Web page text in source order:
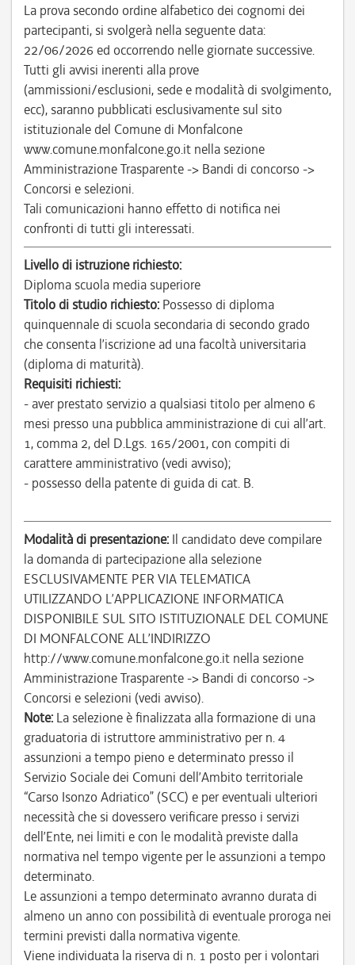
La prova secondo ordine alfabetico dei cognomi dei
partecipanti, si svolgerà nella seguente data:
22/06/2026 ed occorrendo nelle giornate successive.
Tutti gli avvisi inerenti alla prove
(ammissioni/esclusioni, sede e modalità di svolgimento,
ecc), saranno pubblicati esclusivamente sul sito
istituzionale del Comune di Monfalcone
www.comune.monfalcone.go.it nella sezione
Amministrazione Trasparente -> Bandi di concorso ->
Concorsi e selezioni.
Tali comunicazioni hanno effetto di notifica nei
confronti di tutti gli interessati.
Livello di istruzione richiesto:
Diploma scuola media superiore
Titolo di studio richiesto: Possesso di diploma
quinquennale di scuola secondaria di secondo grado
che consenta l’iscrizione ad una facoltà universitaria
(diploma di maturità).
Requisiti richiesti:
- aver prestato servizio a qualsiasi titolo per almeno 6
mesi presso una pubblica amministrazione di cui all’art.
1, comma 2, del D.Lgs. 165/2001, con compiti di
carattere amministrativo (vedi avviso);
- possesso della patente di guida di cat. B.
Modalità di presentazione: Il candidato deve compilare
la domanda di partecipazione alla selezione
ESCLUSIVAMENTE PER VIA TELEMATICA
UTILIZZANDO L’APPLICAZIONE INFORMATICA
DISPONIBILE SUL SITO ISTITUZIONALE DEL COMUNE
DI MONFALCONE ALL’INDIRIZZO
http://www.comune.monfalcone.go.it nella sezione
Amministrazione Trasparente -> Bandi di concorso ->
Concorsi e selezioni (vedi avviso).
Note: La selezione è finalizzata alla formazione di una
graduatoria di istruttore amministrativo per n. 4
assunzioni a tempo pieno e determinato presso il
Servizio Sociale dei Comuni dell’Ambito territoriale
“Carso Isonzo Adriatico” (SCC) e per eventuali ulteriori
necessità che si dovessero verificare presso i servizi
dell’Ente, nei limiti e con le modalità previste dalla
normativa nel tempo vigente per le assunzioni a tempo
determinato.
Le assunzioni a tempo determinato avranno durata di
almeno un anno con possibilità di eventuale proroga nei
termini previsti dalla normativa vigente.
Viene individuata la riserva di n. 1 posto per i volontari